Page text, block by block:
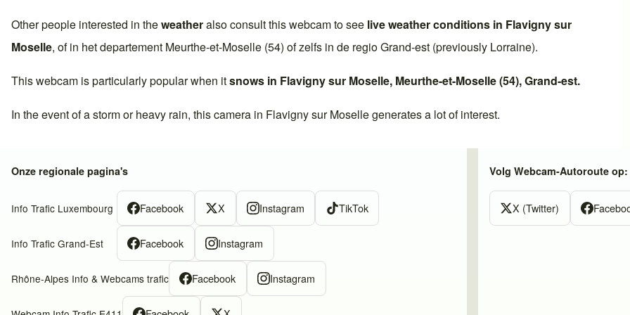
Other people interested in theweatheralso consult this webcam to see live weather conditions in Flavigny sur
Moselle, of in het departement Meurthe-et-Moselle (54) of zelfs in de regioGrand-est (previously Lorraine).
This webcam is particularly popular when itsnows in Flavigny sur Moselle, Meurthe-et-Moselle (54),Grand-est.
In the event of a storm or heavy rain, this camera in Flavigny sur Mosellegenerates a lot of interest.
Onze regionale pagina's
Info Trafic Luxembourg Facebook X Instagram TikTok
Info Trafic Grand-Est Facebook Instagram
Rhône-Alpes Info & Webcams trafic Facebook Instagram
Volg Webcam-Autoroute op:
X (Twitter)